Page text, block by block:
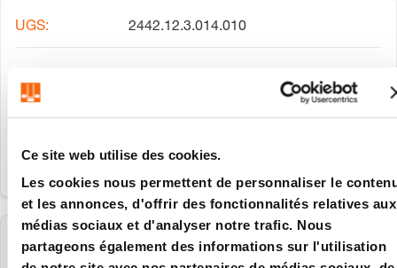
Ce site web utilise des cookies.
Les cookies nous permettent de personnaliser le
et les annonces, d'offrir des fonctionnalités relatives aux
médias sociaux et d'analyser notre trafic. Nous
partageons également des informations sur l'utilisation
2442.12.3.014.010
2442.12.3.014.014